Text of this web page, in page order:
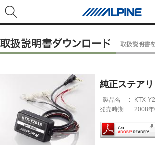
純正ステア
製品名 :
KTX-
発売時期
: 2008年